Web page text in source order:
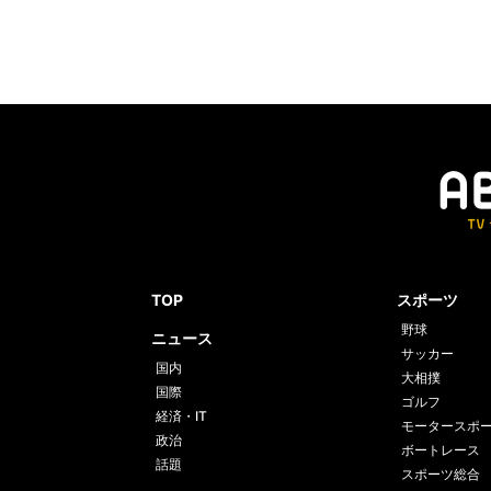
TOP
ニュース
国内
国際
経済・IT
政治
話題
スポーツ
野球
サッカー
大相撲
ゴルフ
モータースポ
ボートレース
スポーツ総合